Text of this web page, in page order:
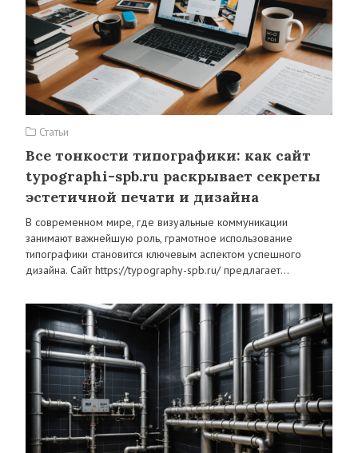
Статьи
Все тонкости типографики: как сайт
typographi-spb.ru раскрывает секреты
эстетичной печати и дизайна
В современном мире, где визуальные коммуникации
занимают важнейшую роль, грамотное использование
типографики становится ключевым аспектом успешного
дизайна. Сайт https://typography-spb.ru/ предлагает…